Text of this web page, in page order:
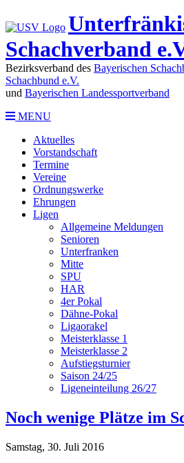
Schachverband
Bezirksverband des Bayerischen
Schachbund e.V.
und Bayerischen Landessportverband
MENU
Aktuelles
Vorstandschaft
Termine
Vereine
Ordnungswerke
Ehrungen
Ligen
Allgemeine Meldungen
Senioren
Unterfranken
Mitte
SPU
HAR
4er Pokal
Dähne-Pokal
Ligaorakel
Meisterklasse 1
Meisterklasse 2
Aufstiegsturnier
Saison 24/25
Ligeneinteilung 26/27
Noch wenige Plätze im
Samstag, 30. Juli 2016